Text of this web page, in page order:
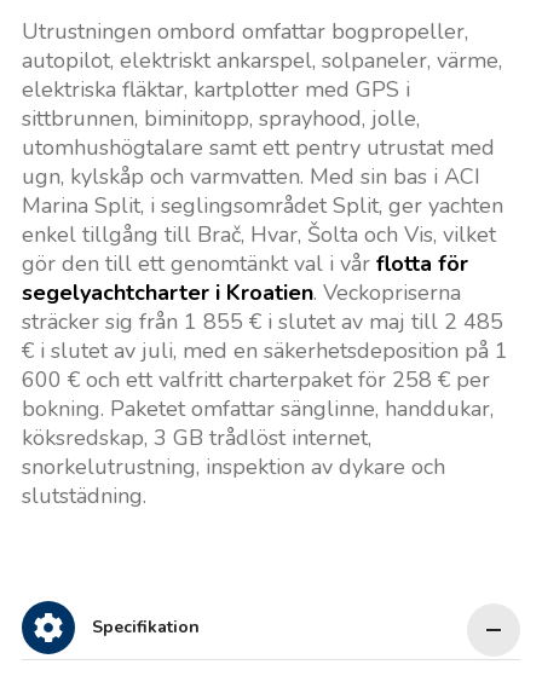
Utrustningen ombord omfattar bogpropeller,
autopilot, elektriskt ankarspel, solpaneler, värme,
elektriska fläktar, kartplotter med GPS i
sittbrunnen, biminitopp, sprayhood, jolle,
utomhushögtalare samt ett pentry utrustat med
ugn, kylskåp och varmvatten. Med sin bas i ACI
Marina Split, i seglingsområdet Split, ger yachten
enkel tillgång till Brač, Hvar, Šolta och Vis, vilket
gör den till ett genomtänkt val i vår flotta för
segelyachtcharter i Kroatien. Veckopriserna
sträcker sig från 1 855 € i slutet av maj till 2 485
€ i slutet av juli, med en säkerhetsdeposition på 1
600 € och ett valfritt charterpaket för 258 € per
bokning. Paketet omfattar sänglinne, handdukar,
köksredskap, 3 GB trådlöst internet,
snorkelutrustning, inspektion av dykare och
slutstädning.
Specifikation